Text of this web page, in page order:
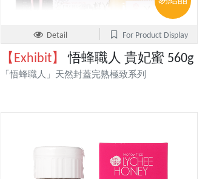
Detail For Product Display
【Exhibit】 悟蜂職人 貴妃蜜 560g
「悟蜂職人」天然封蓋完熟極致系列